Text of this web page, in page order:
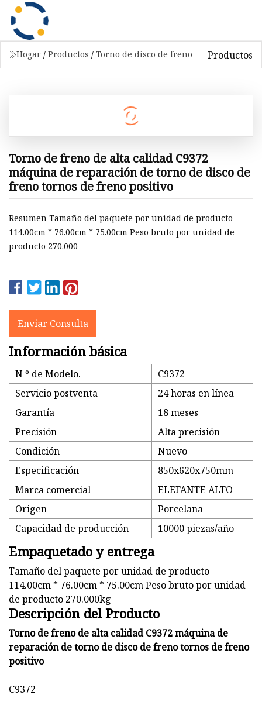
Hogar / Productos / Torno de disco de freno Productos
Torno de freno de alta calidad C9372
máquina de reparación de torno de disco de
freno tornos de freno positivo
Resumen Tamaño del paquete por unidad de producto
114.00cm * 76.00cm * 75.00cm Peso bruto por unidad de
producto 270.000
Enviar Consulta
Información básica
N º de Modelo.
C9372
Servicio postventa
24 horas en línea
Garantía
18 meses
Precisión
Alta precisión
Condición
Nuevo
Especificación
850x620x750mm
Marca comercial
ELEFANTE ALTO
Origen
Porcelana
Capacidad de producción
10000 piezas/año
Empaquetado y entrega
Tamaño del paquete por unidad de producto
114.00cm * 76.00cm * 75.00cm Peso bruto por unidad
de producto 270.000kg
Descripción del Producto
Torno de freno de alta calidad C9372 máquina de
reparación de torno de disco de freno tornos de freno
positivo
C9372